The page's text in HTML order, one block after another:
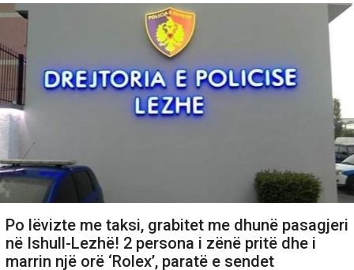
Po lëvizte me taksi, grabitet me dhunë pasagjeri
në Ishull-Lezhë! 2 persona i zënë pritë dhe i
marrin një orë ‘Rolex’, paratë e sendet